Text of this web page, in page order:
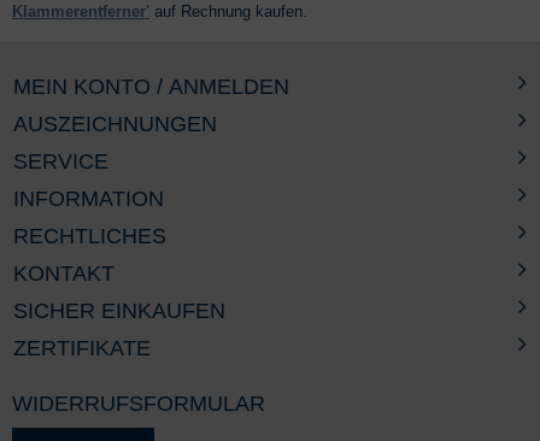
Klammerentferner' auf Rechnung kaufen.
AUSZEICHNUNGEN
SERVICE
INFORMATION
RECHTLICHES
MEIN KONTO / ANMELDEN
KONTAKT
SICHER EINKAUFEN
ZERTIFIKATE
WIDERRUFSFORMULAR